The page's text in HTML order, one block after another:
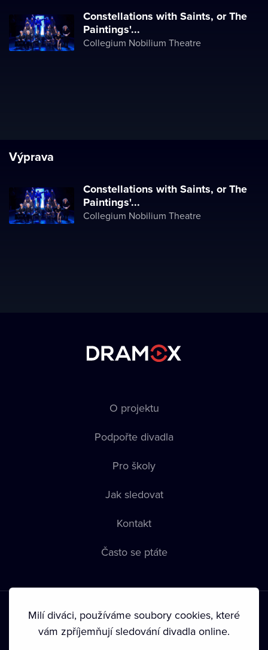
Constellations with Saints, or The
Paintings'...
Collegium Nobilium Theatre
Výprava
Constellations with Saints, or The
Paintings'...
Collegium Nobilium Theatre
O projektu
Podpořte divadla
Pro školy
Jak sledovat
Kontakt
Často se ptáte
Milí diváci, používáme soubory cookies, které
vám zpříjemňují sledování divadla online.